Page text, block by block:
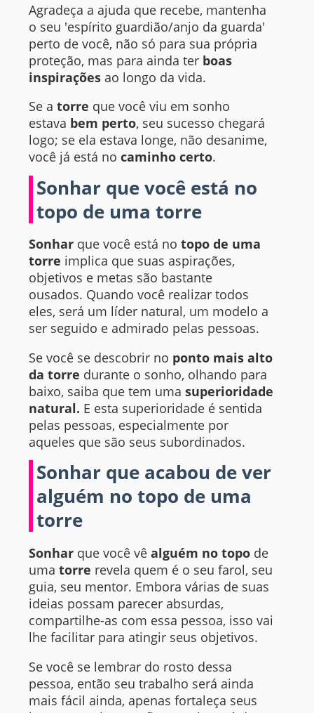
Agradeça a ajuda que recebe, mantenha
o seu 'espírito guardião/anjo da guarda'
perto de você, não só para sua própria
proteção, mas para ainda ter boas
inspirações ao longo da vida.
Se atorre que você viu em sonho
estava bem perto, seu sucesso chegará
logo; se ela estava longe, não desanime,
você já está nocaminho certo.
Sonhar que você está no
topo de uma torre
Sonhar que você está notopo de uma
torre implica que suas aspirações,
objetivos e metas são bastante
ousados. Quando você realizar todos
eles, será um líder natural, um modelo a
ser seguido e admirado pelas pessoas.
Se você se descobrir no ponto mais alto
da torre durante o sonho, olhando para
baixo, saiba que tem umasuperioridade
natural. E esta superioridade é sentida
pelas pessoas, especialmente por
aqueles que são seus subordinados.
Sonhar que acabou de ver
alguém no topo de uma
torre
Sonhar que você vêalguém no topo de
umatorre revela quem é o seu farol, seu
guia, seu mentor. Embora várias de suas
ideias possam parecer absurdas,
compartilhe-as com essa pessoa, isso vai
lhe facilitar para atingir seus objetivos.
Se você se lembrar do rosto dessa
pessoa, então seu trabalho será ainda
mais fácil ainda, apenas fortaleça seus